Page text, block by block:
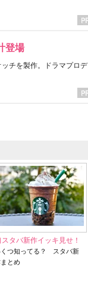
登場
チを製作。ドラマプロデ
スタバ新作イッキ見せ！
くつ知ってる？ スタバ新
とめ